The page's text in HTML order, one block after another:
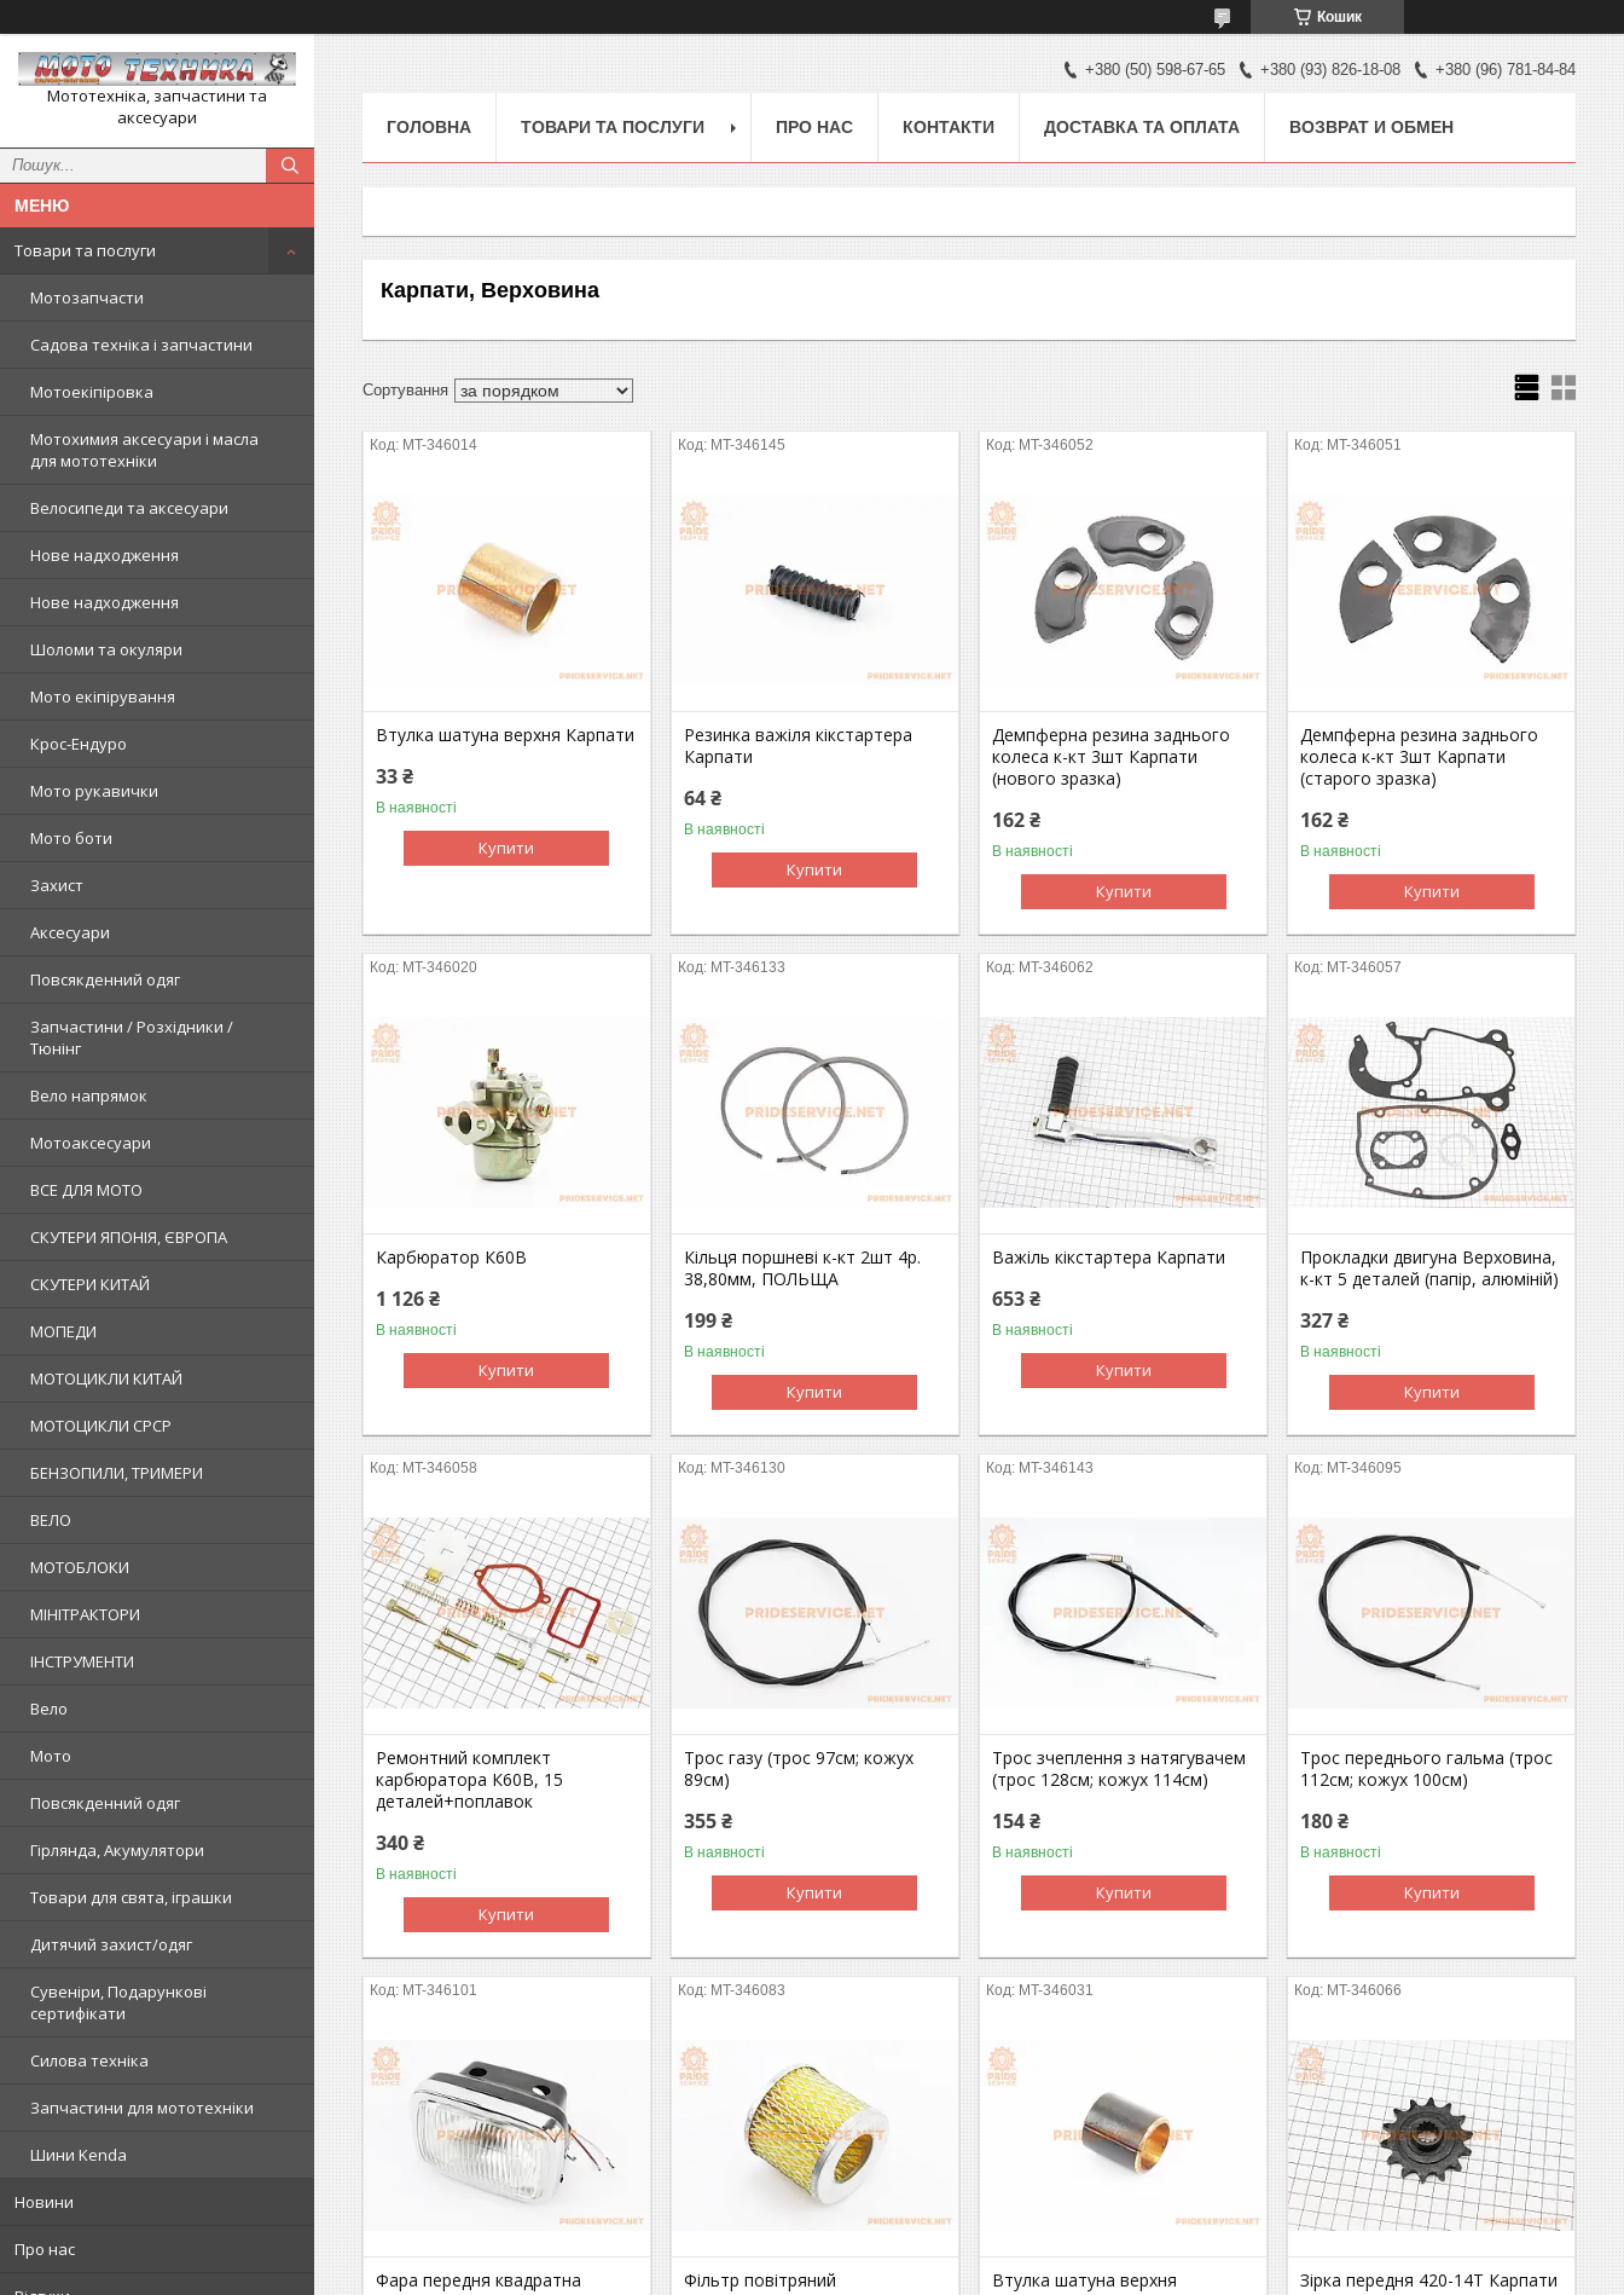
Кошик
Мототехніка, запчастини та
аксесуари
Товари та послуги
Мотозапчасти
Садова техніка і запчастини
Мотоекіпіровка
Мотохимия аксесуари і масла
для мототехніки
Велосипеди та аксесуари
Нове надходження
Нове надходження
Шоломи та окуляри
Мото екіпірування
Крос-Ендуро
Мото рукавички
Мото боти
Захист
Аксесуари
Повсякденний одяг
Запчастини / Розхідники /
Тюнінг
Вело напрямок
Мотоаксесуари
ВСЕ ДЛЯ МОТО
СКУТЕРИ ЯПОНІЯ, ЄВРОПА
СКУТЕРИ КИТАЙ
МОПЕДИ
МОТОЦИКЛИ КИТАЙ
МОТОЦИКЛИ СРСР
БЕНЗОПИЛИ, ТРИМЕРИ
ВЕЛО
МОТОБЛОКИ
МІНІТРАКТОРИ
ІНСТРУМЕНТИ
Вело
Мото
Повсякденний одяг
Гірлянда, Акумулятори
Товари для свята, іграшки
Дитячий захист/одяг
Сувеніри, Подарункові
сертифікати
Силова техніка
Запчастини для мототехніки
Шини Kenda
Новини
Про нас
+380 (50) 598-67-65 +380 (93) 826-18-08 +380 (96) 781-84-84
ГОЛОВНА ТОВАРИ ТА ПОСЛУГИ ПРО НАС КОНТАКТИ ДОСТАВКА ТА ОПЛАТА ВОЗВРАТ И ОБМЕН
Карпати, Верховина
MT-346014
Втулка шатуна верхня Карпати
33 ₴
В наявності
Купити
MT-346145
Резинка важіля кікстартера
Карпати
64 ₴
В наявності
Купити
MT-346052
Демпферна резина заднього
колеса к-кт 3шт Карпати
(нового зразка)
162 ₴
В наявності
Купити
MT-346051
Демпферна резина заднього
колеса к-кт 3шт Карпати
(старого зразка)
162 ₴
В наявності
Купити
MT-346020
Карбюратор К60В
1 126 ₴
В наявності
Купити
MT-346133
Кільця поршневі к-кт 2шт 4р.
38,80мм, ПОЛЬЩА
199 ₴
В наявності
Купити
MT-346062
Важіль кікстартера Карпати
653 ₴
В наявності
Купити
MT-346057
Прокладки двигуна Верховина,
к-кт 5 деталей (папір, алюміній)
327 ₴
В наявності
Купити
MT-346058
Ремонтний комплект
карбюратора К60В, 15
деталей+поплавок
340 ₴
В наявності
Купити
MT-346130
Трос газу (трос 97см; кожух
89см)
355 ₴
В наявності
Купити
MT-346143
Трос зчеплення з натягувачем
(трос 128см; кожух 114см)
154 ₴
В наявності
Купити
MT-346095
Трос переднього гальма (трос
112см; кожух 100см)
180 ₴
В наявності
Купити
MT-346101
Фара передня квадратна
MT-346083
Фільтр повітряний
MT-346031
Втулка шатуна верхня
MT-346066
Зірка передня 420-14T Карпати